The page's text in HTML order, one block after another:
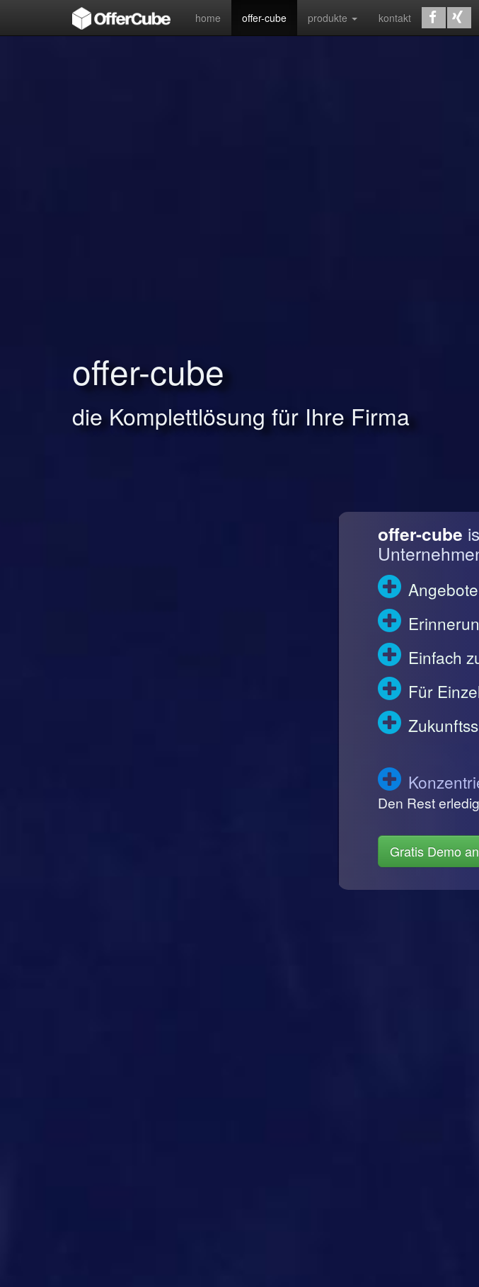
home offer-cube produkte kontakt
offer-cube
die Komplettlösung für Ihre Firma
offer-cube
Einfach
Für
Den Rest
Gratis Demo